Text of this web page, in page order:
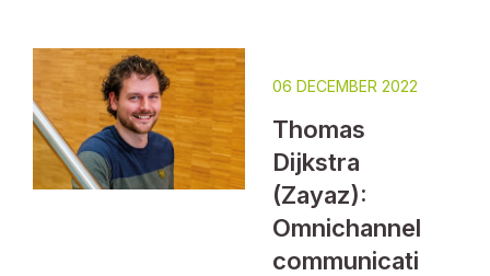
06 DECEMBER 2022
Thomas
Dijkstra
(Zayaz):
Omnichannel
communicati